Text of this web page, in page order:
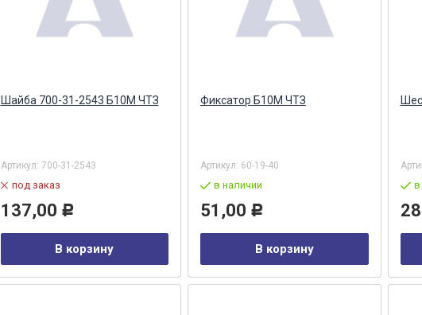
Шайба 700-31-2543 Б10М ЧТЗ
Артикул: 700-31-2543
под заказ
137,00 Р
В корзину
Фиксатор Б10М ЧТЗ
Артикул: 60-19-40
в наличии
51,00 Р
В корзину
в